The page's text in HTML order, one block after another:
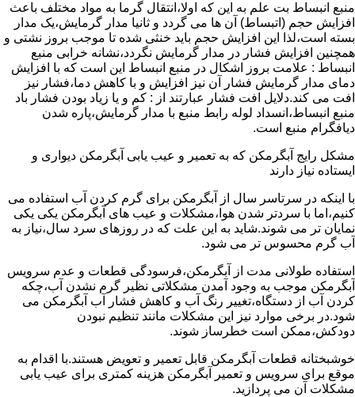
منبع انبساط بت علم به این که اولا،انتقال گرما به مواد مختلف باعث
افزایش حجم (اتبساط) آن ها می گردد و ثانیا مدار گرمایش،یک مدار
بسته است،لذا این افزایش حجم باید خنثی شده تا موجب بروز نشتی و
همچنین افزایش فشار در مدار گرمایش نگردد،نشانه خرابی منبع
انبساط : علامت بروز اشکال در منبع انبساط این است که با افزایش
دمای مدار گرمایش فشار آن نیز افزایش و با کاهش دما،فشار نیز
افت می کند.دلایل افت فشار عبارتند از : کم و یا زیاد بودن فشار باد
منبع انبساط،انسداد لوله رابط منبع با مدار گرمایش،پاره شدن
دیافگرام منبع است.
مشکل رایج آبگرمکن که به تعمیر و عیب یابی آبگرمکن دیواری و
ایستاده نیاز دارند
با اینکه در سرتاسر سال از آبگرمکن برای گرم کردن آب استفاده می
کنیم،اما با سردتر شدن هوا،مشکلات و عیب های آبگرمکن یکی یکی
نمایان تر می شوند.شاید به این علت که در روزهای سرد سال،نیاز به
آب گرم محسوس تر می شود.
استفاده طولانی مدت از آبگرمکن،فرسودگی قطعات و عدم سرویس
آبگرمکن موجب به وجود آمدن مشکلاتی نظیر گرم نشدن آب،چکه
کردن آب از دستگاه،تغییر رنگ آب و کاهش فشار آب آبگرمکن می
شود.در برخی موارد نیز این مشکلات مانند تنظیم نبودن
دودکش،ممکن است خطرساز شوند.
خوشبختانه قطعات آبگرمکن قابل تعمیر و تعویض هستند.با اقدام به
موقع برای سرویس و تعمیر آبگرمکن هزینه کمتری برای عیب یابی
مشکلات آن می پردازید.